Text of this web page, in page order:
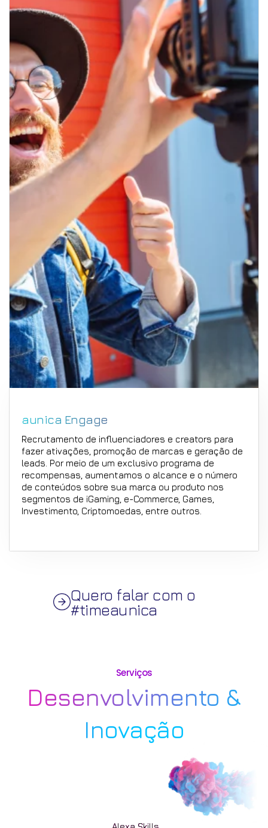
aunica Engage
Recrutamento de influenciadores e creators para
fazer ativações, promoção de marcas e geração de
leads. Por meio de um exclusivo programa de
recompensas, aumentamos o alcance e o número
de conteúdos sobre sua marca ou produto nos
segmentos de iGaming, e-Commerce, Games,
Investimento, Criptomoedas, entre outros.
Quero falar com o
#timeaunica
Serviços
Desenvolvimento &
Inovação